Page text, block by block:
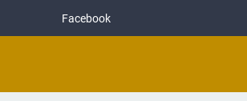
Facebook